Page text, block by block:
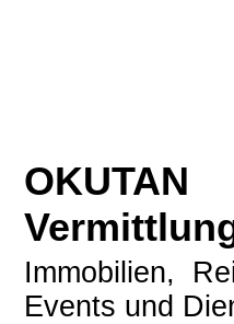
OKUTAN
Immobilien,
Events und